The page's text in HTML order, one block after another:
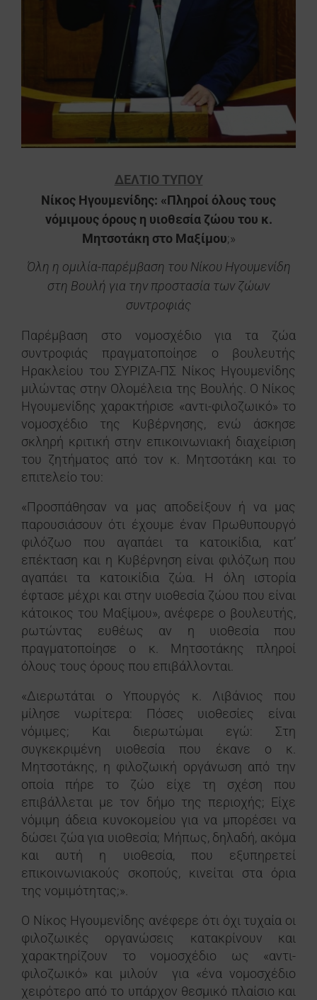
ΔΕΛΤΙΟ ΤΥΠΟΥ
Νίκος Ηγουμενίδης: «Πληροί όλους τους
νόμιμους όρους η υιοθεσία ζώου του κ.
Μητσοτάκη στο Μαξίμου;»
Όλη η ομιλία-παρέμβαση του Νίκου Ηγουμενίδη
στη Βουλή για την προστασία των ζώων
συντροφιάς
Παρέμβαση στο νομοσχέδιο για τα ζώα
συντροφιάς πραγματοποίησε ο βουλευτής
Ηρακλείου του ΣΥΡΙΖΑ-ΠΣ Νίκος Ηγουμενίδης
μιλώντας στην Ολομέλεια της Βουλής. Ο Νίκος
Ηγουμενίδης χαρακτήρισε «αντι-φιλοζωικό» το
νομοσχέδιο της Κυβέρνησης, ενώ άσκησε
σκληρή κριτική στην επικοινωνιακή διαχείριση
του ζητήματος από τον κ. Μητσοτάκη και το
επιτελείο του:
«Προσπάθησαν να μας αποδείξουν ή να μας
παρουσιάσουν ότι έχουμε έναν Πρωθυπουργό
φιλόζωο που αγαπάει τα κατοικίδια, κατ’
επέκταση και η Κυβέρνηση είναι φιλόζωη που
αγαπάει τα κατοικίδια ζώα. Η όλη ιστορία
έφτασε μέχρι και στην υιοθεσία ζώου που είναι
κάτοικος του Μαξίμου», ανέφερε ο βουλευτής,
ρωτώντας ευθέως αν η υιοθεσία που
πραγματοποίησε ο κ. Μητσοτάκης πληροί
όλους τους όρους που επιβάλλονται.
«Διερωτάται ο Υπουργός κ. Λιβάνιος που
μίλησε νωρίτερα: Πόσες υιοθεσίες είναι
νόμιμες; Και διερωτώμαι εγώ: Στη
συγκεκριμένη υιοθεσία που έκανε ο κ.
Μητσοτάκης, η φιλοζωική οργάνωση από την
οποία πήρε το ζώο είχε τη σχέση που
επιβάλλεται με τον δήμο της περιοχής; Είχε
νόμιμη άδεια κυνοκομείου για να μπορέσει να
δώσει ζώα για υιοθεσία; Μήπως, δηλαδή, ακόμα
και αυτή η υιοθεσία, που εξυπηρετεί
επικοινωνιακούς σκοπούς, κινείται στα όρια
της νομιμότητας;».
Ο Νίκος Ηγουμενίδης ανέφερε ότι όχι τυχαία οι
φιλοζωικές οργανώσεις κατακρίνουν και
χαρακτηρίζουν το νομοσχέδιο ως «αντι-
φιλοζωικό» και μιλούν για «ένα νομοσχέδιο
χειρότερο από το υπάρχον θεσμικό πλαίσιο και